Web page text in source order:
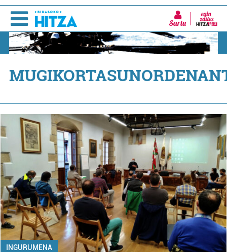
Sartu
INGURUMENA